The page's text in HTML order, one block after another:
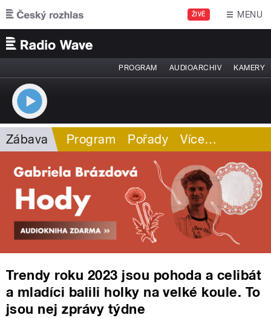
Přejít k hlavnímu obsahu
ŽIVĚ MENU
PROGRAM AUDIOARCHIV KAMERY
Zábava Program Pořady Více…
Trendy roku 2023 jsou pohoda a celibát
a mladíci balili holky na velké koule. To
jsou nej zprávy týdne